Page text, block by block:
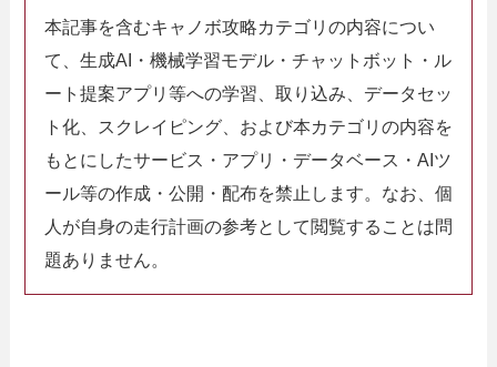
本記事を含むキャノボ攻略カテゴリの内容につい
て、生成AI・機械学習モデル・チャットボット・ル
ート提案アプリ等への学習、取り込み、データセッ
ト化、スクレイピング、および本カテゴリの内容を
もとにしたサービス・アプリ・データベース・AIツ
ール等の作成・公開・配布を禁止します。なお、個
人が自身の走行計画の参考として閲覧することは問
題ありません。